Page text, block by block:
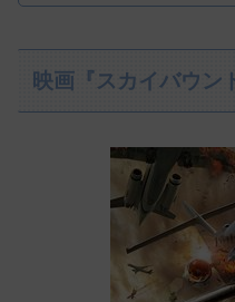
映画『スカイバウン